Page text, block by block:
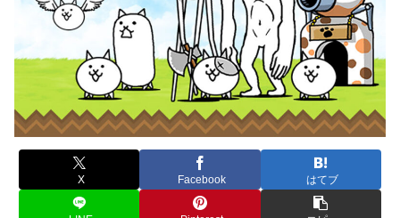
X Facebook はてブ